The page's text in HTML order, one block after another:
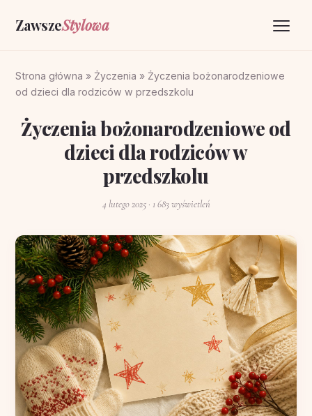
ZawszeStylowa
Życzenia
O portalu
Strona główna » Życzenia » Życzenia bożonarodzeniowe
od dzieci dla rodziców w przedszkolu
Życzenia bożonarodzeniowe od
dzieci dla rodziców w
przedszkolu
4 lutego 2025· 1 683 wyświetleń